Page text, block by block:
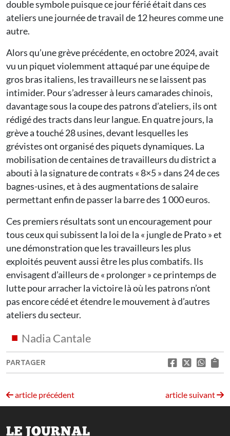
double symbole puisque ce jour férié était dans ces
ateliers une journée de travail de 12 heures comme une
autre.
Alors qu’une grève précédente, en octobre 2024, avait
vu un piquet violemment attaqué par une équipe de
gros bras italiens, les travailleurs ne se laissent pas
intimider. Pour s’adresser à leurs camarades chinois,
davantage sous la coupe des patrons d’ateliers, ils ont
rédigé des tracts dans leur langue. En quatre jours, la
grève a touché 28 usines, devant lesquelles les
grévistes ont organisé des piquets dynamiques. La
mobilisation de centaines de travailleurs du district a
abouti à la signature de contrats « 8×5 » dans 24 de ces
bagnes-usines, et à des augmentations de salaire
permettant enfin de passer la barre des 1 000 euros.
Ces premiers résultats sont un encouragement pour
tous ceux qui subissent la loi de la « jungle de Prato » et
une démonstration que les travailleurs les plus
exploités peuvent aussi être les plus combatifs. Ils
envisagent d’ailleurs de « prolonger » ce printemps de
lutte pour arracher la victoire là où les patrons n’ont
pas encore cédé et étendre le mouvement à d’autres
ateliers du secteur.
Nadia Cantale
PARTAGER
article précédent article suivant
LE JOURNAL